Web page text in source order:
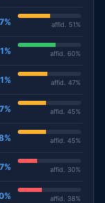
affid. 51%
affid. 60%
affid. 47%
affid. 45%
affid. 45%
affid. 30%
affid. 38%